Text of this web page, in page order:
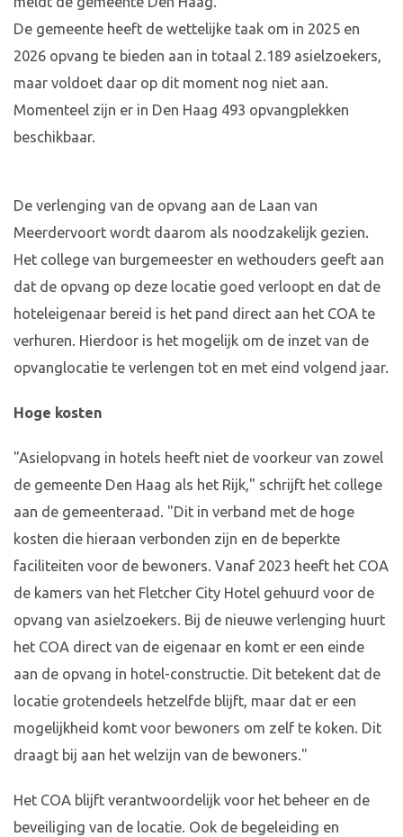
De gemeente heeft de wettelijke taak om in 2025 en
2026 opvang te bieden aan in totaal 2.189 asielzoekers,
maar voldoet daar op dit moment nog niet aan.
Momenteel zijn er in Den Haag 493 opvangplekken
beschikbaar.
De verlenging van de opvang aan de Laan van
Meerdervoort wordt daarom als noodzakelijk gezien.
Het college van burgemeester en wethouders geeft aan
dat de opvang op deze locatie goed verloopt en dat de
hoteleigenaar bereid is het pand direct aan het COA te
verhuren. Hierdoor is het mogelijk om de inzet van de
opvanglocatie te verlengen tot en met eind volgend jaar.
Hoge kosten
"Asielopvang in hotels heeft niet de voorkeur van zowel
de gemeente Den Haag als het Rijk," schrijft het college
aan de gemeenteraad. "Dit in verband met de hoge
kosten die hieraan verbonden zijn en de beperkte
faciliteiten voor de bewoners. Vanaf 2023 heeft het COA
de kamers van het Fletcher City Hotel gehuurd voor de
opvang van asielzoekers. Bij de nieuwe verlenging huurt
het COA direct van de eigenaar en komt er een einde
aan de opvang in hotel-constructie. Dit betekent dat de
locatie grotendeels hetzelfde blijft, maar dat er een
mogelijkheid komt voor bewoners om zelf te koken. Dit
draagt bij aan het welzijn van de bewoners."
Het COA blijft verantwoordelijk voor het beheer en de
beveiliging van de locatie. Ook de begeleiding en